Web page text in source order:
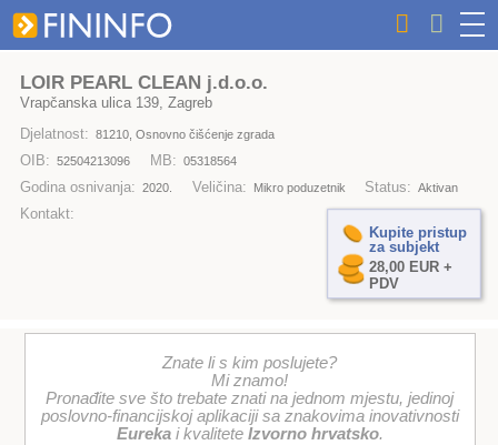
LOIR PEARL CLEAN j.d.o.o.
Vrapčanska ulica 139, Zagreb
Djelatnost: 81210, Osnovno čišćenje zgrada
OIB: 52504213096 MB: 05318564
Godina osnivanja: 2020. Veličina: Mikro poduzetnik Status: Aktivan
Kontakt:
Kupite pristup
za subjekt
28,00 EUR +
PDV
Znate li s kim poslujete?
Mi znamo!
Pronađite sve što trebate znati na jednom mjestu, jedinoj
poslovno-financijskoj aplikaciji sa znakovima inovativnosti
Eurekai kvalitete Izvorno hrvatsko.